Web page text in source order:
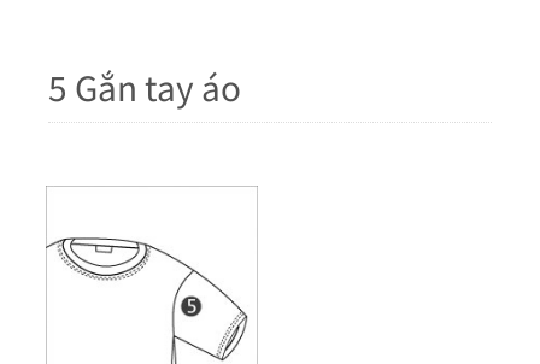
5 Gắn tay áo